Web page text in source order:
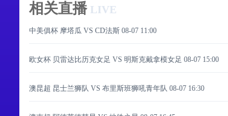
相关直播 LIVE
中美俱杯 摩塔瓜 VS CD法斯 08-07 11:00
欧女杯 贝雷达比历克女足 VS 明斯克戴拿模女足 08-07 15:00
澳昆超 昆士兰狮队 VS 布里斯班狮吼青年队 08-07 16:30